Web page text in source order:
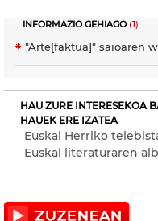
INFORMAZIO GEHIAGO(1)
"Arte[faktua]" saioaren
HAU ZURE INTERESEKOA
HAUEK ERE IZATEA
Euskal Herriko
Euskal literaturaren